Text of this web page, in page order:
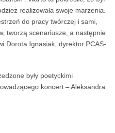
realizowała swoje marzenia.
do pracy twórczej i sami,
tworzą scenariusze, a następnie
Dorota Ignasiak, dyrektor PCAS-
były poetyckimi
koncert – Aleksandra